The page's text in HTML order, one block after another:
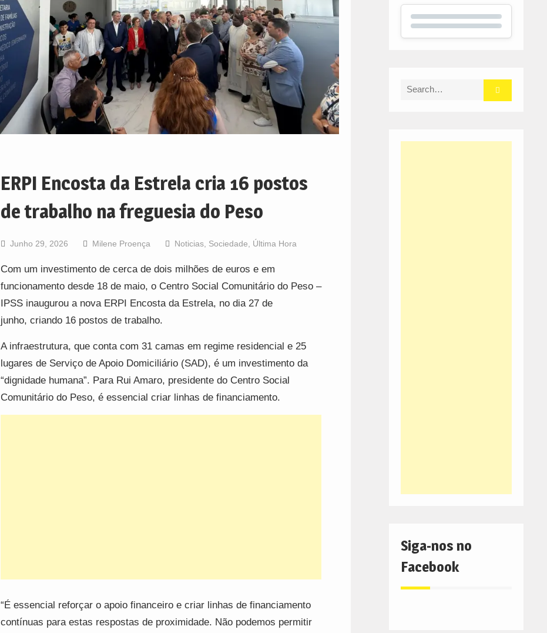
ERPI Encosta da Estrela cria 16 postos
de trabalho na freguesia do Peso
Junho 29, 2026 Milene Proença Noticias, Sociedade Última Hora
Com um investimento de cerca de dois milhões de euros e em
funcionamento desde 18 de maio, o Centro Social Comunitário do Peso –
IPSS inaugurou a nova ERPI Encosta da Estrela, no dia 27 de
junho, criando 16 postos de trabalho.
A infraestrutura, que conta com 31 camas em regime residencial e 25
lugares de Serviço de Apoio Domiciliário (SAD), é um investimento da
“dignidade humana”. Para Rui Amaro, presidente do Centro Social
Comunitário do Peso, é essencial criar linhas de financiamento.
“É essencial reforçar o apoio financeiro e criar linhas de financiamento
contínuas para estas respostas de proximidade. Não podemos permitir
Search
Siga-nos no
Facebook